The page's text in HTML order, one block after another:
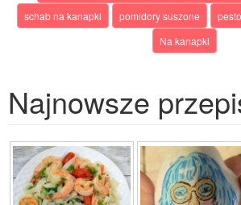
schab na kanapki
pomidory suszone
Na kanapki
Najnowsze